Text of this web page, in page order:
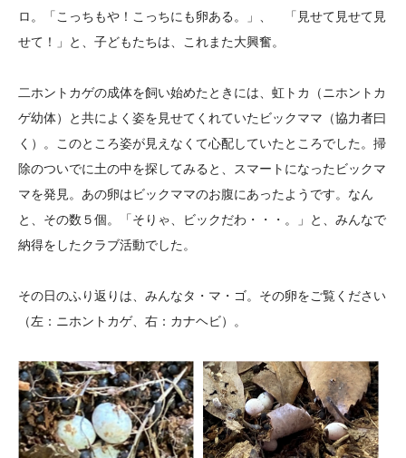
ロ。「こっちもや！こっちにも卵ある。」、 「見せて見せて見
せて！」と、子どもたちは、これまた大興奮。
二ホントカゲの成体を飼い始めたときには、虹トカ（ニホントカ
ゲ幼体）と共によく姿を見せてくれていたビックママ（協力者曰
く）。このところ姿が見えなくて心配していたところでした。掃
除のついでに土の中を探してみると、スマートになったビックマ
マを発見。あの卵はビックママのお腹にあったようです。なん
と、その数５個。「そりゃ、ビックだわ・・・。」と、みんなで
納得をしたクラブ活動でした。
その日のふり返りは、みんなタ・マ・ゴ。その卵をご覧ください
（左：ニホントカゲ、右：カナヘビ）。